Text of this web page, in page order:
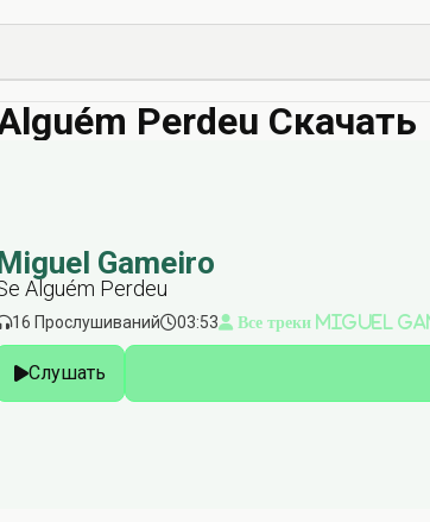
Perdeu Скачать
Gameiro
Alguém Perdeu
16 Прослушиваний 03:53 Все треки Miguel
Слушать